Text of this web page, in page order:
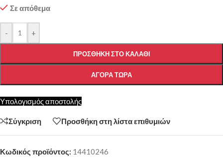
Σε απόθεμα
- +
ΠΡΟΣΘΉΚΗ ΣΤΟ ΚΑΛΆΘΙ
ΑΓΟΡΆ ΤΏΡΑ
Υπολογισμός αποστολής
Σύγκριση Προσθήκη στη λίστα επιθυμιών
Κωδικός προϊόντος: 14410246